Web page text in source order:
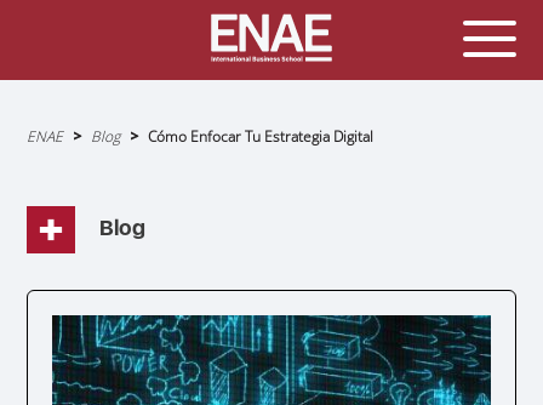
Sobrescribir
la
navegación
ENAE Blog Cómo Enfocar Tu Estrategia Digital
Blog